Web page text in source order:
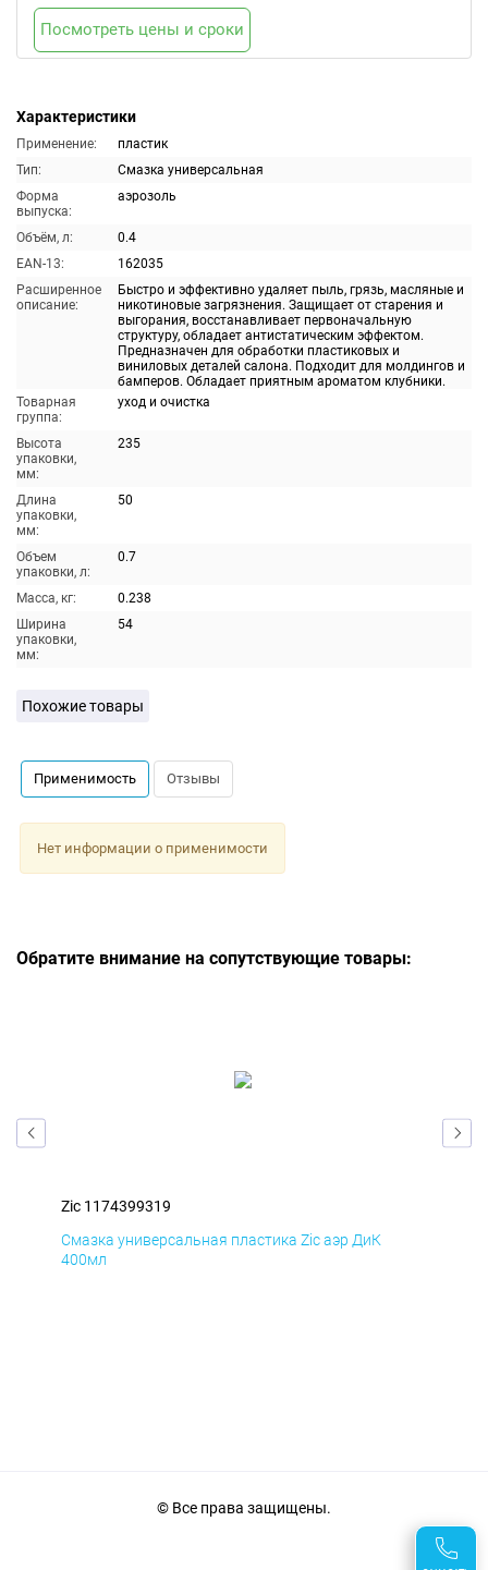
Характеристики
Применение:
пластик
Тип:
Смазка универсальная
Форма
выпуска:
аэрозоль
Объём, л:
0.4
EAN-13:
162035
Расширенное
описание:
Быстро и эффективно удаляет пыль, грязь, масляные и
никотиновые загрязнения. Защищает от старения и
выгорания, восстанавливает первоначальную
структуру, обладает антистатическим эффектом.
Предназначен для обработки пластиковых и
виниловых деталей салона. Подходит для молдингов и
бамперов. Обладает приятным ароматом клубники.
Товарная
группа:
уход и очистка
Высота
упаковки,
мм:
235
Длина
упаковки,
мм:
50
Объем
упаковки, л:
0.7
Масса, кг:
0.238
Ширина
упаковки,
мм:
54
Посмотреть цены и сроки
Похожие товары
Применимость Отзывы
Нет информации о применимости
Обратите внимание на сопутствующие товары:
Zic 1174399319
Смазка универсальная пластика Zic аэр ДиК
400мл
© Все права защищены.